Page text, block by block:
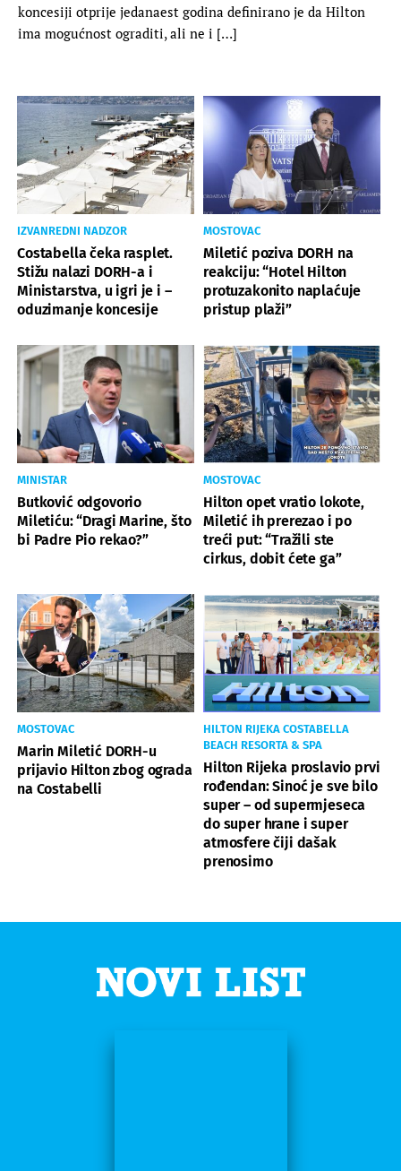
koncesiji otprije jedanaest godina definirano je da Hilton
ima mogućnost ograditi, ali ne i […]
IZVANREDNI NADZOR
Costabella čeka rasplet.
Stižu nalazi DORH-a i
Ministarstva, u igri je i –
oduzimanje koncesije
MOSTOVAC
Miletić poziva DORH na
reakciju: “Hotel Hilton
protuzakonito naplaćuje
pristup plaži”
MINISTAR
Butković odgovorio
Miletiću: “Dragi Marine, što
bi Padre Pio rekao?”
MOSTOVAC
Hilton opet vratio lokote,
Miletić ih prerezao i po
treći put: “Tražili ste
cirkus, dobit ćete ga”
MOSTOVAC
Marin Miletić DORH-u
prijavio Hilton zbog ograda
na Costabelli
HILTON RIJEKA COSTABELLA
BEACH RESORTA & SPA
Hilton Rijeka proslavio prvi
rođendan: Sinoć je sve bilo
super – od supermjeseca
do super hrane i super
atmosfere čiji dašak
prenosimo